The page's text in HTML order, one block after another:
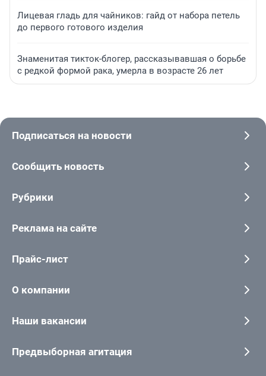
Лицевая гладь для чайников: гайд от набора петель
до первого готового изделия
Знаменитая тикток-блогер, рассказывавшая о борьбе
с редкой формой рака, умерла в возрасте 26 лет
Подписаться на новости
Сообщить новость
Рубрики
Реклама на сайте
Прайс-лист
О компании
Наши вакансии
Предвыборная агитация